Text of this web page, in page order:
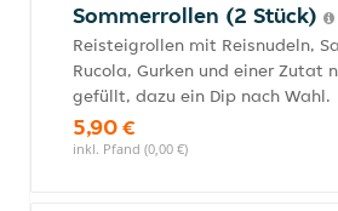
Sommerrollen (2 Stück)
Reisteigrollen mit Reisnudeln,
Rucola, Gurken und einer Zutat
gefüllt, dazu ein Dip nach Wahl.
5,90 €
inkl. Pfand (0,00 €)